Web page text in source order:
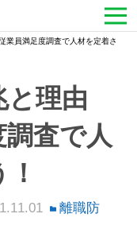
業員満足度調査で人材を定着さ
と理由
査で人
離職防